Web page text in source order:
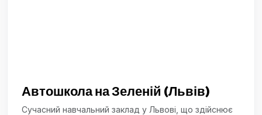
Автошкола на Зеленій (Львів)
Сучасний навчальний заклад у Львові, що здійснює